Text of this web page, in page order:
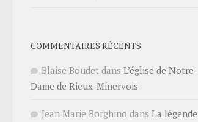
COMMENTAIRES RÉCENTS
Blaise Boudet dans L’église de Notre-
Dame de Rieux-Minervois
Jean Marie Borghino dans La légende